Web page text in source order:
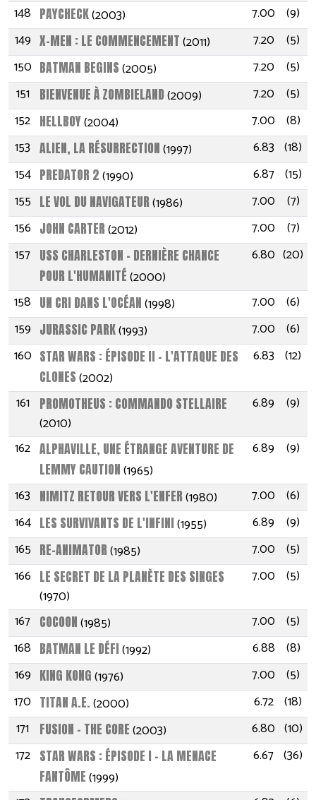
148 PAYCHECK(2003) 7.00 (9)
149 X-MEN : LE COMMENCEMENT(2011) 7.20
(5)
150 BATMAN BEGINS(2005) 7.20
(5)
151 BIENVENUE À ZOMBIELAND(2009) 7.20
(5)
152 HELLBOY(2004) 7.00 (8)
153 ALIEN, LA RÉSURRECTION(1997) 6.83 (18)
154 PREDATOR 2(1990) 6.87 (15)
155 LE VOL DU NAVIGATEUR(1986) 7.00
(7)
156 JOHN CARTER(2012) 7.00
(7)
157 USS CHARLESTON - DERNIÈRE CHANCE
POUR L'HUMANITÉ(2000)
6.80 (20)
158 UN CRI DANS L'OCÉAN(1998) 7.00 (6)
159 JURASSIC PARK(1993) 7.00 (6)
160 STAR WARS : ÉPISODE II - L'ATTAQUE DES
CLONES(2002)
6.83 (12)
161 PROMOTHEUS : COMMANDO STELLAIRE
(2010)
6.89 (9)
162 ALPHAVILLE, UNE ÉTRANGE AVENTURE DE
LEMMY CAUTION(1965)
6.89 (9)
163 NIMITZ RETOUR VERS L'ENFER(1980) 7.00 (6)
164 LES SURVIVANTS DE L'INFINI(1955) 6.89
(9)
165 RE-ANIMATOR(1985) 7.00 (5)
166 LE SECRET DE LA PLANÈTE DES SINGES
(1970)
7.00 (5)
167 COCOON(1985) 7.00 (5)
168 BATMAN LE DÉFI(1992) 6.88 (8)
169 KING KONG(1976) 7.00 (5)
170 TITAN A.E.(2000) 6.72 (18)
171 FUSION - THE CORE(2003) 6.80 (10)
172 STAR WARS : ÉPISODE I - LA MENACE
FANTÔME(1999)
6.67 (36)